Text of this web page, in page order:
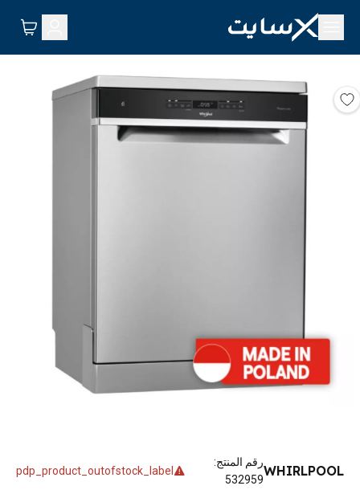
WHIRLPOOL
رقم المنتج:
532959
pdp_product_outofstock_label